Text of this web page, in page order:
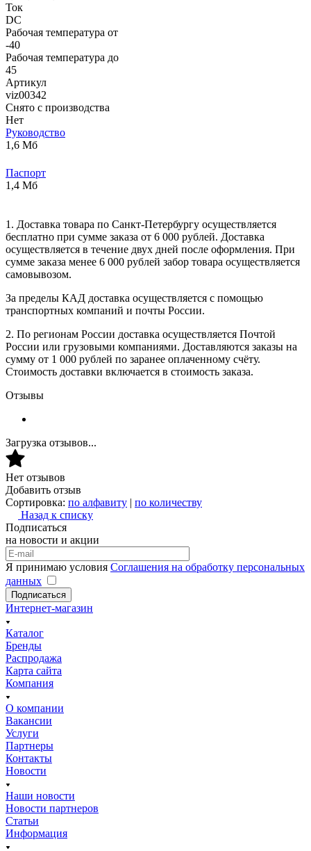
Ток
DC
Рабочая температура от
-40
Рабочая температура до
45
Артикул
viz00342
Снято с производства
Нет
Руководство
1,6 Мб
Паспорт
1,4 Мб
1. Доставка товара по Санкт-Петербургу осуществляется
бесплатно при сумме заказа от 6 000 рублей. Доставка
осуществляется в течение двух дней после оформления. При
сумме заказа менее 6 000 рублей забор товара осуществляется
самовывозом.
За пределы КАД доставка осуществляется с помощью
транспортных компаний и почты России.
2. По регионам России доставка осуществляется Почтой
России или грузовыми компаниями. Доставляются заказы на
сумму от 1 000 рублей по заранее оплаченному счёту.
Стоимость доставки включается в стоимость заказа.
Отзывы
Загрузка отзывов...
Нет отзывов
Добавить отзыв
Сортировка: по алфавиту | по количеству
Назад к списку
Подписаться
на новости и акции
Я принимаю условия Соглашения на обработку персональных
данных
Подписаться
Интернет-магазин
Каталог
Бренды
Распродажа
Карта сайта
Компания
О компании
Вакансии
Услуги
Партнеры
Контакты
Новости
Наши новости
Новости партнеров
Статьи
Информация